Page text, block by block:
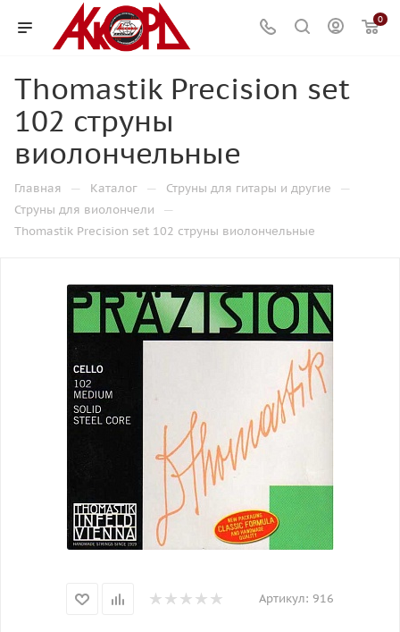
0
Thomastik Precision set
102 струны
виолончельные
Главная — Каталог — Струны для гитары и другие —
Струны для виолончели —
Thomastik Precision set 102 струны виолончельные
Артикул: 916